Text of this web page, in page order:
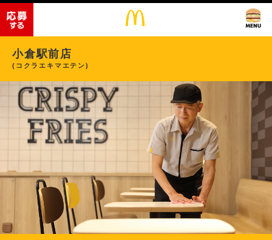
小倉駅前店
(コクラエキマエテン)